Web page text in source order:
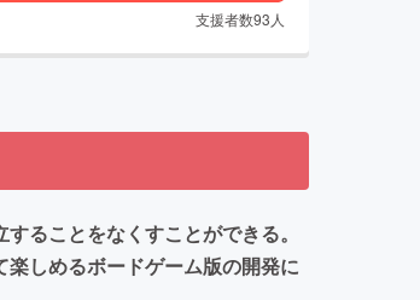
支援者数93 人
ることをなくすことができる。
しめるボードゲーム版の開発に